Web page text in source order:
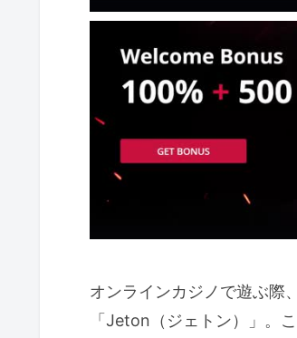
オンラインカジノで遊ぶ際
「Jeton（ジェトン）」。